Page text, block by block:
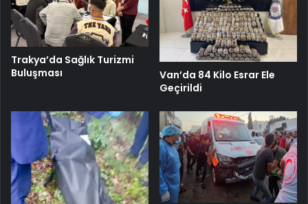
Trakya’da Sağlık Turizmi
Buluşması
Van’da 84 Kilo Esrar Ele
Geçirildi